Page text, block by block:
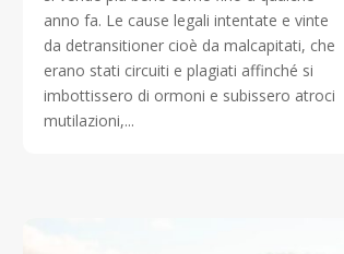
anno fa. Le cause legali intentate e vinte
da detransitioner cioè da malcapitati, che
erano stati circuiti e plagiati affinché si
imbottissero di ormoni e subissero atroci
mutilazioni,...